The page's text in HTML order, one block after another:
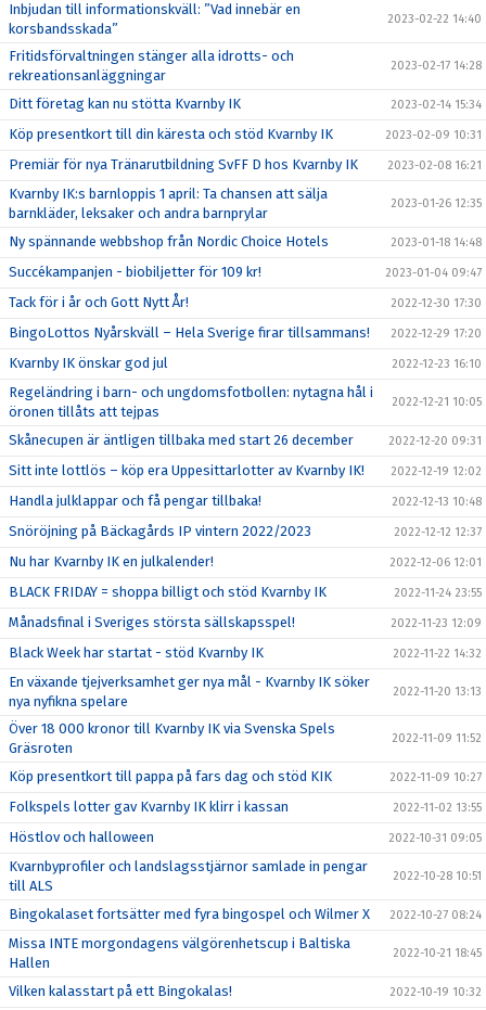
Inbjudan till informationskväll: ”Vad innebär en
korsbandsskada”
2023-02-22 14:40
Fritidsförvaltningen stänger alla idrotts- och
rekreationsanläggningar
2023-02-17 14:28
Ditt företag kan nu stötta Kvarnby IK 2023-02-14 15:34
Köp presentkort till din käresta och stöd Kvarnby IK 2023-02-09 10:31
Premiär för nya Tränarutbildning SvFF D hos Kvarnby IK 2023-02-08 16:21
Kvarnby IK:s barnloppis 1 april: Ta chansen att sälja
barnkläder, leksaker och andra barnprylar
2023-01-26 12:35
Ny spännande webbshop från Nordic Choice Hotels 2023-01-18 14:48
Succékampanjen - biobiljetter för 109 kr! 2023-01-04 09:47
Tack för i år och Gott Nytt År! 2022-12-30 17:30
BingoLottos Nyårskväll – Hela Sverige firar tillsammans! 2022-12-29 17:20
Kvarnby IK önskar god jul 2022-12-23 16:10
Regeländring i barn- och ungdomsfotbollen: nytagna hål i
öronen tillåts att tejpas
2022-12-21 10:05
Skånecupen är äntligen tillbaka med start 26 december 2022-12-20 09:31
Sitt inte lottlös – köp era Uppesittarlotter av Kvarnby IK! 2022-12-19 12:02
Handla julklappar och få pengar tillbaka! 2022-12-13 10:48
Snöröjning på Bäckagårds IP vintern 2022/2023 2022-12-12 12:37
Nu har Kvarnby IK en julkalender! 2022-12-06 12:01
BLACK FRIDAY = shoppa billigt och stöd Kvarnby IK 2022-11-24 23:55
Månadsfinal i Sveriges största sällskapsspel! 2022-11-23 12:09
Black Week har startat - stöd Kvarnby IK 2022-11-22 14:32
En växande tjejverksamhet ger nya mål - Kvarnby IK söker
nya nyfikna spelare
2022-11-20 13:13
Över 18 000 kronor till Kvarnby IK via Svenska Spels
Gräsroten
2022-11-09 11:52
Köp presentkort till pappa på fars dag och stöd KIK 2022-11-09 10:27
Folkspels lotter gav Kvarnby IK klirr i kassan 2022-11-02 13:55
Höstlov och halloween 2022-10-31 09:05
Kvarnbyprofiler och landslagsstjärnor samlade in pengar
till ALS
2022-10-28 10:51
Bingokalaset fortsätter med fyra bingospel och Wilmer X 2022-10-27 08:24
Missa INTE morgondagens välgörenhetscup i Baltiska
Hallen
2022-10-21 18:45
Vilken kalasstart på ett Bingokalas! 2022-10-19 10:32